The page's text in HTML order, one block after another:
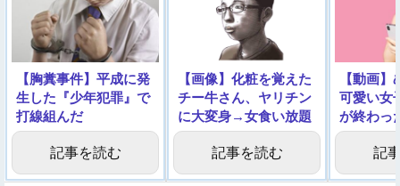
【胸糞事件】平成に発
生した『少年犯罪』で
打線組んだ
記事を読む
【画像】化粧を覚えた
チー牛さん、ヤリチン
に大変身→女食い放題
になるｗｗｗｗｗｗｗ
ｗｗｗ記事を読む
【動画
可愛い女
が終わっ
ルノをご
記